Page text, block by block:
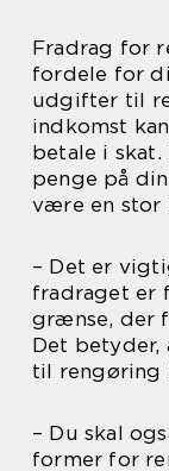
Fradrag for
fordele for
udgifter til
indkomst
betale i
penge på
være en stor
– Det er
fradraget er
grænse, der
Det
til rengøring
– Du skal
former for